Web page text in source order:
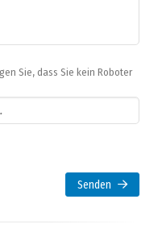
Sie, dass Sie kein Roboter
Senden